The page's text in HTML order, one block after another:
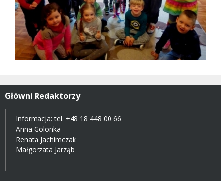
Główni Redaktorzy
Informacja: tel. +48 18 448 00 66
Anna Golonka
Renata Jachimczak
Małgorzata Jarząb